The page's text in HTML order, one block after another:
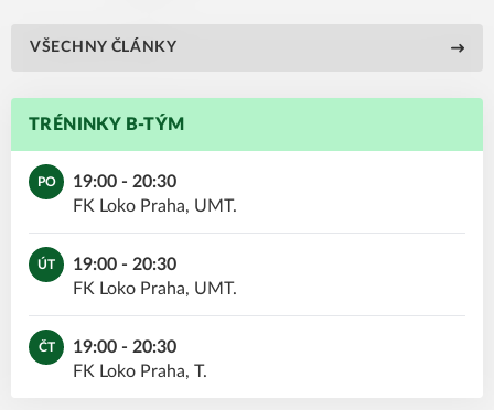
VŠECHNY ČLÁNKY
TRÉNINKY B-TÝM
PO
19:00 - 20:30
FK Loko Praha, UMT.
ÚT
19:00 - 20:30
FK Loko Praha, UMT.
ČT
19:00 - 20:30
FK Loko Praha, T.